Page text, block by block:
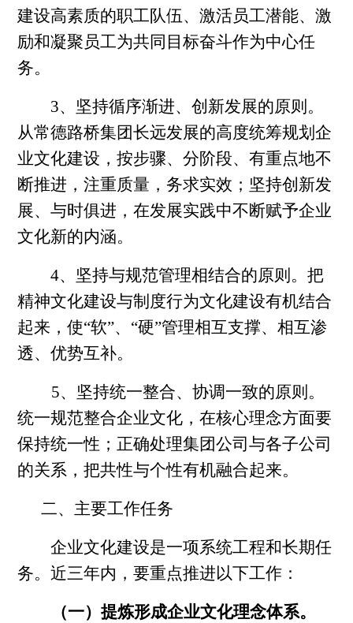
建设高素质的职工队伍、激活员工潜能、激
励和凝聚员工为共同目标奋斗作为中心任
务。
3、坚持循序渐进、创新发展的原则。
从常德路桥集团长远发展的高度统筹规划企
业文化建设，按步骤、分阶段、有重点地不
断推进，注重质量，务求实效；坚持创新发
展、与时俱进，在发展实践中不断赋予企业
文化新的内涵。
4、坚持与规范管理相结合的原则。把
精神文化建设与制度行为文化建设有机结合
起来，使“软”、“硬”管理相互支撑、相互渗
透、优势互补。
5、坚持统一整合、协调一致的原则。
统一规范整合企业文化，在核心理念方面要
保持统一性；正确处理集团公司与各子公司
的关系，把共性与个性有机融合起来。
二、主要工作任务
企业文化建设是一项系统工程和长期任
务。近三年内，要重点推进以下工作：
（一）提炼形成企业文化理念体系。